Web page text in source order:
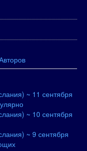
~ 11 сентября
~ 10 сентября
~ 9 сентября